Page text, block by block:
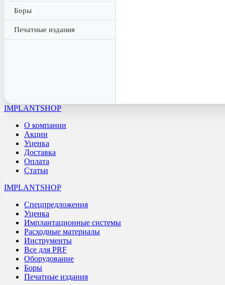
Боры
Печатные издания
IMPLANTSHOP
О компании
Акции
Уценка
Доставка
Оплата
Статьи
IMPLANTSHOP
Спецпредложения
Уценка
Имплантационные системы
Расходные материалы
Инструменты
Все для PRF
Оборудование
Боры
Печатные издания